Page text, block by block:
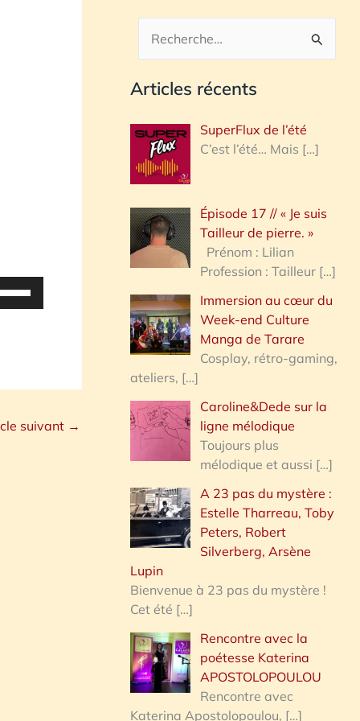
suivant →
c
h
r
h
e
:
Articles récents
SuperFlux de l’été
C’est l’été… Mais […]
Épisode 17 // « Je suis
Tailleur de pierre. »
Prénom : Lilian
Profession : Tailleur […]
Immersion au cœur du
Week-end Culture
Manga de Tarare
Cosplay, rétro-gaming,
ateliers, […]
Caroline&Dede sur la
ligne mélodique
Toujours plus
mélodique et aussi […]
A 23 pas du mystère :
Estelle Tharreau, Toby
Peters, Robert
Silverberg, Arsène
Lupin
Bienvenue à 23 pas du mystère !
Cet été […]
Rencontre avec la
poétesse Katerina
APOSTOLOPOULOU
Rencontre avec
Katerina Apostolopoulou, […]